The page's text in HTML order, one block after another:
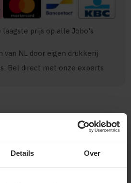
Details Over
laagste prijs op alle Jobo's
van NL door eigen drukkerij
Bel direct met onze experts
Frost yellow